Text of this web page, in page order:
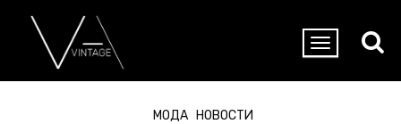
МОДА НОВОСТИ